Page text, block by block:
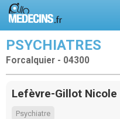
PSYCHIATRES
Forcalquier - 04300
Lefèvre-Gillot Nicole
Psychiatre